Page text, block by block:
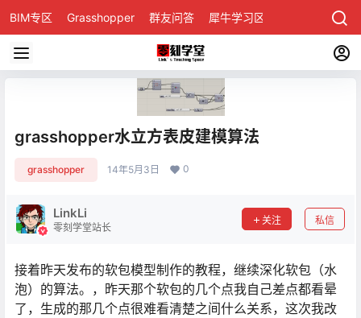
BIM专区 Grasshopper 群友问答 犀牛学习区
grasshopper水立方表皮建模算法
grasshopper 14年5月3日 0
LinkLi
零刻学堂站长
关注 私信
接着昨天发布的软包模型制作的教程，继续深化软包（水
泡）的算法。，昨天那个软包的几个点我自己差点都看晕
了，生成的那几个点很难看清楚之间什么关系，这次我改